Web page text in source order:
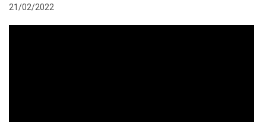
21/02/2022